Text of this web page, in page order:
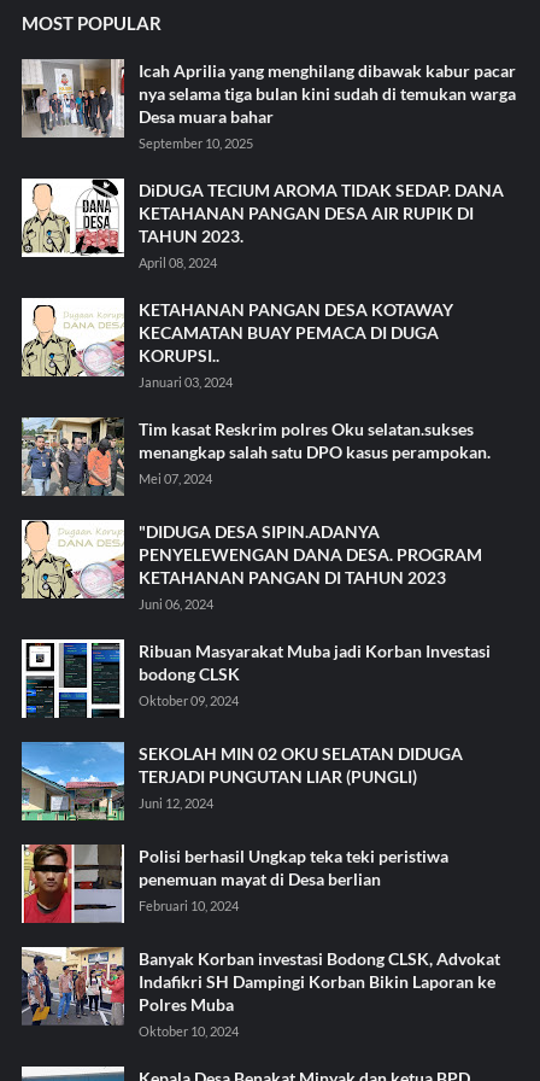
MOST POPULAR
Icah Aprilia yang menghilang dibawak kabur pacar
nya selama tiga bulan kini sudah di temukan warga
Desa muara bahar
September 10, 2025
DiDUGA TECIUM AROMA TIDAK SEDAP. DANA
KETAHANAN PANGAN DESA AIR RUPIK DI
TAHUN 2023.
April 08, 2024
KETAHANAN PANGAN DESA KOTAWAY
KECAMATAN BUAY PEMACA DI DUGA
KORUPSI..
Januari 03, 2024
Tim kasat Reskrim polres Oku selatan.sukses
menangkap salah satu DPO kasus perampokan.
Mei 07, 2024
"DIDUGA DESA SIPIN.ADANYA
PENYELEWENGAN DANA DESA. PROGRAM
KETAHANAN PANGAN DI TAHUN 2023
Juni 06, 2024
Ribuan Masyarakat Muba jadi Korban Investasi
bodong CLSK
Oktober 09, 2024
SEKOLAH MIN 02 OKU SELATAN DIDUGA
TERJADI PUNGUTAN LIAR (PUNGLI)
Juni 12, 2024
Polisi berhasil Ungkap teka teki peristiwa
penemuan mayat di Desa berlian
Februari 10, 2024
Banyak Korban investasi Bodong CLSK, Advokat
Indafikri SH Dampingi Korban Bikin Laporan ke
Polres Muba
Oktober 10, 2024